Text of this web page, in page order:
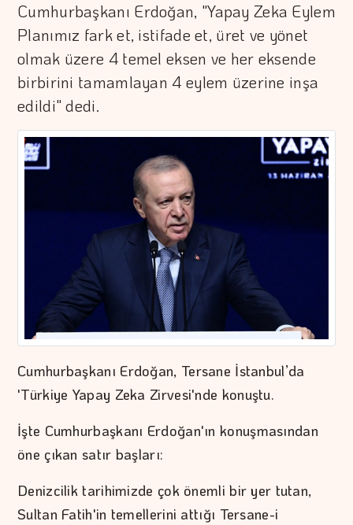
Cumhurbaşkanı Erdoğan, "Yapay Zeka Eylem
Planımız fark et, istifade et, üret ve yönet
olmak üzere 4 temel eksen ve her eksende
birbirini tamamlayan 4 eylem üzerine inşa
edildi" dedi.
Cumhurbaşkanı Erdoğan, Tersane İstanbul’da
'Türkiye Yapay Zeka Zirvesi'nde konuştu.
İşte Cumhurbaşkanı Erdoğan'ın konuşmasından
öne çıkan satır başları:
Denizcilik tarihimizde çok önemli bir yer tutan,
Sultan Fatih'in temellerini attığı Tersane-i